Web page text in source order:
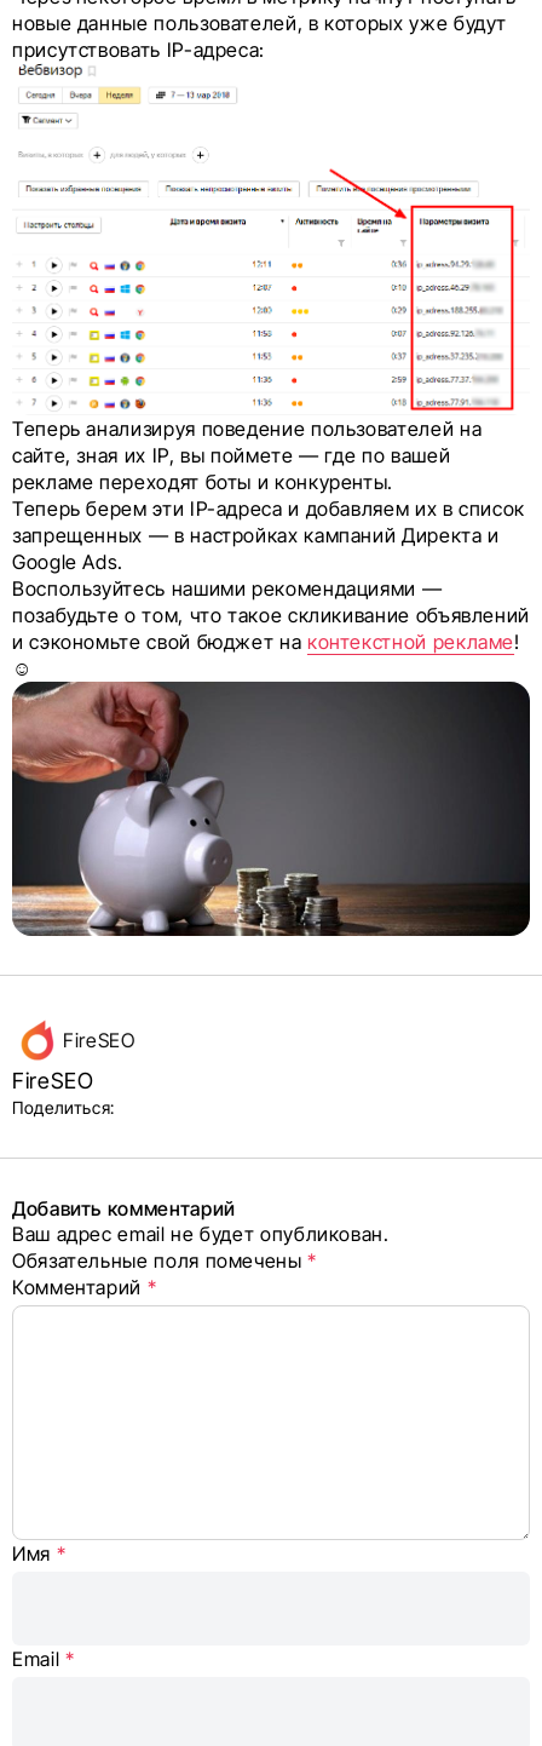
новые данные пользователей, в которых уже будут
присутствовать IP-адреса:
Теперь анализируя поведение пользователей на
сайте, зная их IP, вы поймете — где по вашей
рекламе переходят боты и конкуренты.
Теперь берем эти IP-адреса и добавляем их в список
запрещенных — в настройках кампаний Директа и
Google Ads.
Воспользуйтесь нашими рекомендациями —
позабудьте о том, что такое скликивание объявлений
и сэкономьте свой бюджет на контекстной рекламе!
☺
Данные
об авторе
и блок
поделиться
в соцсетях
FireSEO
FireSEO
Поделиться:
Добавить комментарий
Ваш адрес email не будет опубликован.
Обязательные поля помечены*
Комментарий *
Имя *
Email *
Alternative: